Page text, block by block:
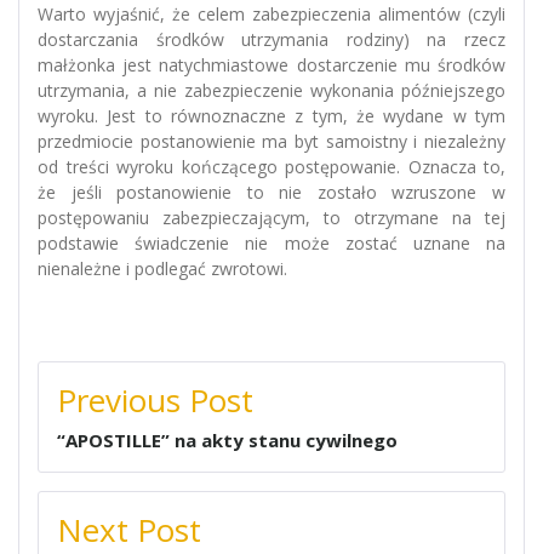
Warto wyjaśnić, że celem zabezpieczenia alimentów (czyli
dostarczania środków utrzymania rodziny) na rzecz
małżonka jest natychmiastowe dostarczenie mu środków
utrzymania, a nie zabezpieczenie wykonania późniejszego
wyroku. Jest to równoznaczne z tym, że wydane w tym
przedmiocie postanowienie ma byt samoistny i niezależny
od treści wyroku kończącego postępowanie. Oznacza to,
że jeśli postanowienie to nie zostało wzruszone w
postępowaniu zabezpieczającym, to otrzymane na tej
podstawie świadczenie nie może zostać uznane na
nienależne i podlegać zwrotowi.
NAWIGACJA
WPISU
Previous Post
“APOSTILLE” na akty stanu cywilnego
Next Post